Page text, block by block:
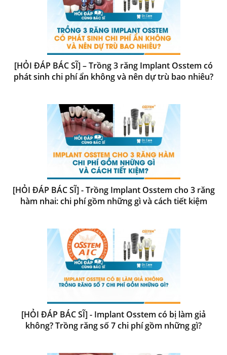
[HỎI ĐÁP BÁC SĨ] – Trồng 3 răng Implant Osstem có
phát sinh chi phí ẩn không và nên dự trù bao nhiêu?
[HỎI ĐÁP BÁC SĨ] - Trồng Implant Osstem cho 3 răng
hàm nhai: chi phí gồm những gì và cách tiết kiệm
[HỎI ĐÁP BÁC SĨ] - Implant Osstem có bị làm giả
không? Trồng răng số 7 chi phí gồm những gì?